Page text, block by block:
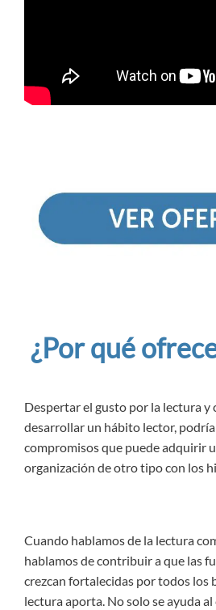
¿Por qué
Despertar el gusto por la lectura y
desarrollar un hábito lector,
compromisos que puede adquirir
organización de otro tipo con los
Cuando hablamos de la lectura
hablamos de contribuir a que las
crezcan fortalecidas por todos los
lectura aporta. No solo se ayuda